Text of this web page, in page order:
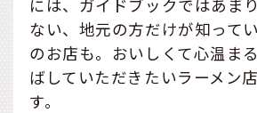
には、ガイドブックではあま
ない、地元の方だけが知って
のお店も。おいしくて心温ま
ばしていただきたいラーメン
す。